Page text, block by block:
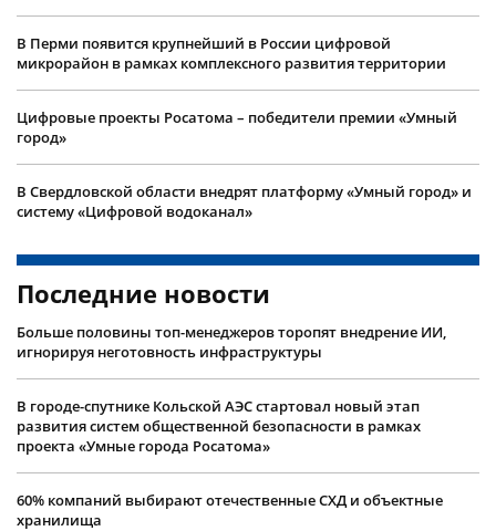
В Перми появится крупнейший в России цифровой
микрорайон в рамках комплексного развития территории
Цифровые проекты Росатома – победители премии «Умный
город»
В Свердловской области внедрят платформу «Умный город» и
систему «Цифровой водоканал»
Последние новости
Больше половины топ-менеджеров торопят внедрение ИИ,
игнорируя неготовность инфраструктуры
В городе-спутнике Кольской АЭС стартовал новый этап
развития систем общественной безопасности в рамках
проекта «Умные города Росатома»
60% компаний выбирают отечественные СХД и объектные
хранилища